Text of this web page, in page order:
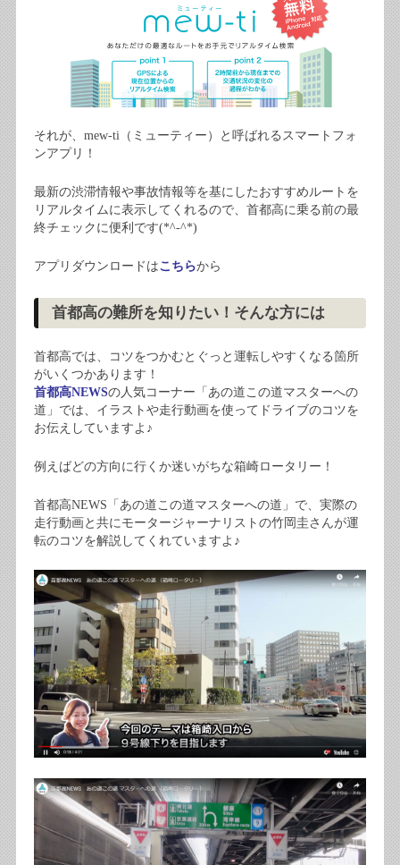
それが、mew-ti（ミューティー）と呼ばれるスマートフォ
ンアプリ！
最新の渋滞情報や事故情報等を基にしたおすすめルートを
リアルタイムに表示してくれるので、首都高に乗る前の最
終チェックに便利です(*^-^*)
アプリダウンロードはこちらから
首都高の難所を知りたい！そんな方には
首都高では、コツをつかむとぐっと運転しやすくなる箇所
がいくつかあります！
首都高NEWSの人気コーナー「あの道この道マスターへの
道」では、イラストや走行動画を使ってドライブのコツを
お伝えしていますよ♪
例えばどの方向に行くか迷いがちな箱崎ロータリー！
首都高NEWS「あの道この道マスターへの道」で、実際の
走行動画と共にモータージャーナリストの竹岡圭さんが運
転のコツを解説してくれていますよ♪